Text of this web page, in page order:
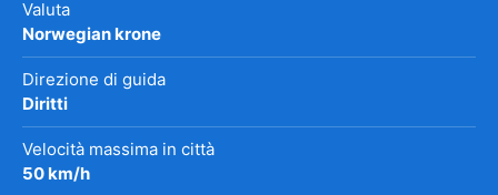
Valuta
Norwegian krone
Direzione di guida
Diritti
Velocità massima in città
50 km/h